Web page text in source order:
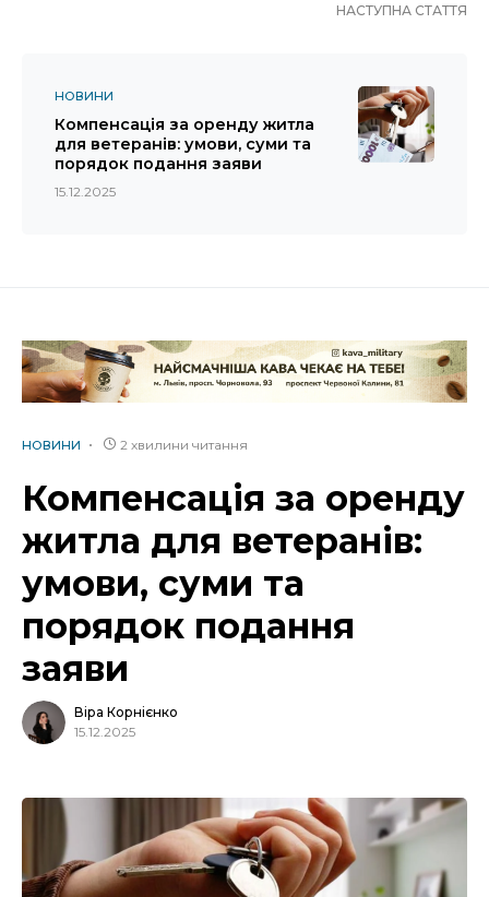
НАСТУПНА СТАТТЯ
НОВИНИ
Компенсація за оренду житла
для ветеранів: умови, суми та
порядок подання заяви
15.12.2025
НОВИНИ 2 хвилини читання
Компенсація за оренду
житла для ветеранів:
умови, суми та
порядок подання
заяви
Віра Корнієнко
15.12.2025